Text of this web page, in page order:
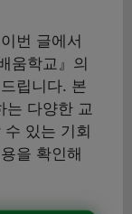
번 글에서
움학교』의
립니다. 본
는 다양한 교
있는 기회
을 확인해